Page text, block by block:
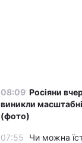
08:09 Росіяни
виникли
(фото)
07:55
Чи можна